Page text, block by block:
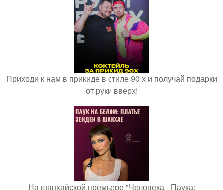
Приходи к нам в прикиде в стиле 90 х и получай подарки
от руки вверх!
На шанхайской премьере "Человека - Паука: